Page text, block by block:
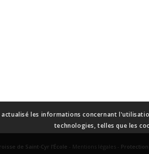
de Saint-Cyr l’École Mentions légales
actualisé les informations concernant
technologies, telles que les